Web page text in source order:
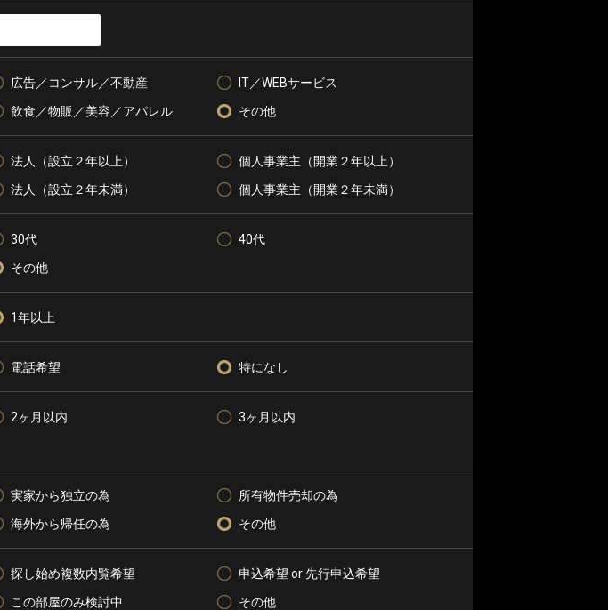
広告／コンサル／不動産
IT／WEBサービス
飲食／物販／美容／アパレル その他
法人（設立２年以上）
個人事業主（開業２年以上）
法人（設立２年未満） 個人事業主（開業２年未満）
30代
40代
その他
1年以上
電話希望 特になし
2ヶ月以内
3ヶ月以内
実家から独立の為
所有物件売却の為
海外から帰任の為 その他
探し始め複数内覧希望
申込希望 or 先行申込希望
この部屋のみ検討中 その他